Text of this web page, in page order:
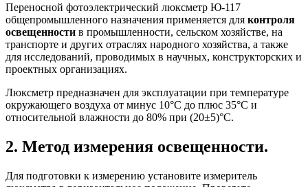
Переносной фотоэлектрический люксметр Ю-117
общепромышленного назначения применяется для контроля
освещенности в промышленности, сельском хозяйстве, на
транспорте и других отраслях народного хозяйства, а также
для исследований, проводимых в научных, конструкторских и
проектных организациях.
Люксметр предназначен для эксплуатации при температуре
окружающего воздуха от минус 10°С до плюс 35°С и
относительной влажности до 80% при (20±5)°С.
2. Метод измерения освещенности.
Для подготовки к измерению установите измеритель